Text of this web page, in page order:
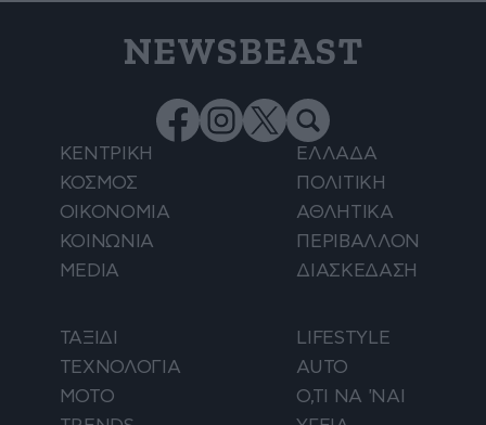
NEWSBEAST
ΚΕΝΤΡΙΚΗ
ΕΛΛΑΔΑ
ΚΟΣΜΟΣ
ΠΟΛΙΤΙΚΗ
ΟΙΚΟΝΟΜΙΑ
ΑΘΛΗΤΙΚΑ
ΚΟΙΝΩΝΙΑ
ΠΕΡΙΒΑΛΛΟΝ
MEDIA
ΔΙΑΣΚΕΔΑΣΗ
ΤΑΞΙΔΙ
LIFESTYLE
ΤΕΧΝΟΛΟΓΙΑ
AUTO
ΜΟΤΟ
Ο,ΤΙ ΝΑ 'ΝΑΙ